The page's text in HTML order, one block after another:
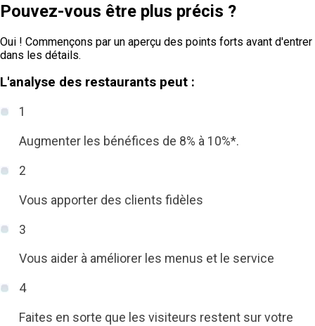
Pouvez-vous être plus précis ?
Oui ! Commençons par un aperçu des points forts avant d'entrer
dans les détails.
L'analyse des restaurants peut :
1
Augmenter les bénéfices de 8% à 10%*.
2
Vous apporter des clients fidèles
3
Vous aider à améliorer les menus et le service
4
Faites en sorte que les visiteurs restent sur votre